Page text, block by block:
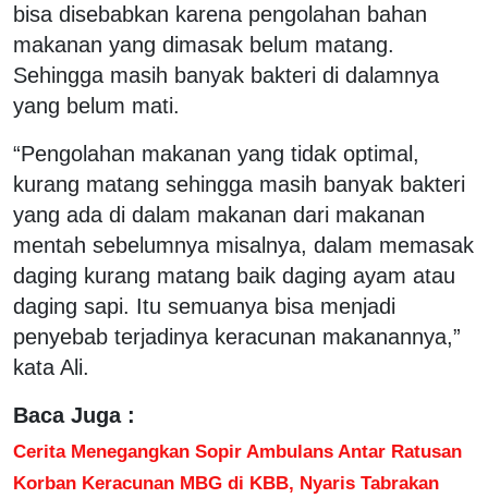
bisa disebabkan karena pengolahan bahan
makanan yang dimasak belum matang.
Sehingga masih banyak bakteri di dalamnya
yang belum mati.
“Pengolahan makanan yang tidak optimal,
kurang matang sehingga masih banyak bakteri
yang ada di dalam makanan dari makanan
mentah sebelumnya misalnya, dalam memasak
daging kurang matang baik daging ayam atau
daging sapi. Itu semuanya bisa menjadi
penyebab terjadinya keracunan makanannya,”
kata Ali.
Baca Juga :
Cerita Menegangkan Sopir Ambulans Antar Ratusan
Korban Keracunan MBG di KBB, Nyaris Tabrakan